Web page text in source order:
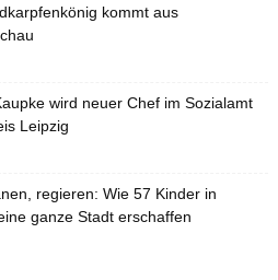
kommt aus
wird neuer Chef im Sozialamt
Leipzig
regieren: Wie 57 Kinder in
ganze Stadt erschaffen